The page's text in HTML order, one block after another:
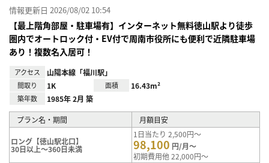
情報更新日 2026/08/02 10:54
【最上階角部屋・駐車場有】インターネット無料徳山駅より徒歩
圏内でオートロック付・EV付で周南市役所にも便利で近隣駐車場
あり！複数名入居可！
アクセス 山陽本線「福川駅」
間取り 1K 面積 16.43m²
築年数 1985年 2月 築
プラン名・期間 月額目安
ロング【徳山駅北口】
30日以上～360日未満
1日当たり 2,500円～
98,100 円/月～
初期費用他 22,000円～